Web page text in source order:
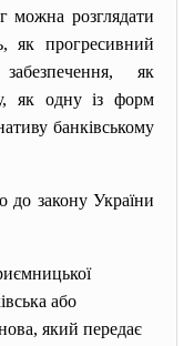
можна розглядати
як прогресивний
забезпечення, як
як одну із форм
банківському
до закону України
або
який передає